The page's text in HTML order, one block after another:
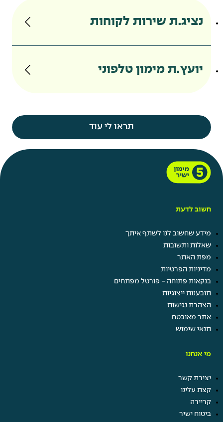
נציג.ת שירות לקוחות
יועץ.ת מימון טלפוני
תראו לי עוד
חשוב לדעת
מידע שחשוב לנו לשתף איתך
שאלות ותשובות
מפת האתר
מדיניות הפרטיות
בנקאות פתוחה - פורטל מפתחים
תובענות ייצוגיות
הצהרת נגישות
אתר מאובטח
תנאי שימוש
מי אנחנו
יצירת קשר
קצת עלינו
קריירה
ביטוח ישיר